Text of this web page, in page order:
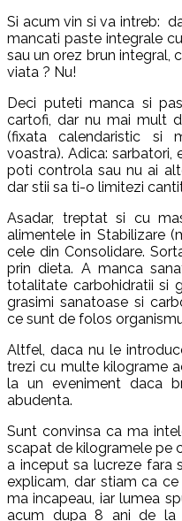
Si acum vin si va intreb:
mancati paste integrale
sau un orez brun integral,
viata ? Nu!
Deci puteti manca si
cartofi, dar nu mai mult
(fixata calendaristic si
voastra). Adica: sarbatori,
poti controla sau nu ai
dar stii sa ti-o limitezi
Asadar, treptat si cu
alimentele in Stabilizare
cele din Consolidare.
prin dieta. A manca
totalitate carbohidratii si
grasimi sanatoase si
ce sunt de folos
Altfel, daca nu le
trezi cu multe kilograme
la un eveniment daca
abudenta.
Sunt convinsa ca ma
scapat de kilogramele pe
a inceput sa lucreze fara
explicam, dar stiam ca
ma incapeau, iar lumea
acum dupa 8 ani de